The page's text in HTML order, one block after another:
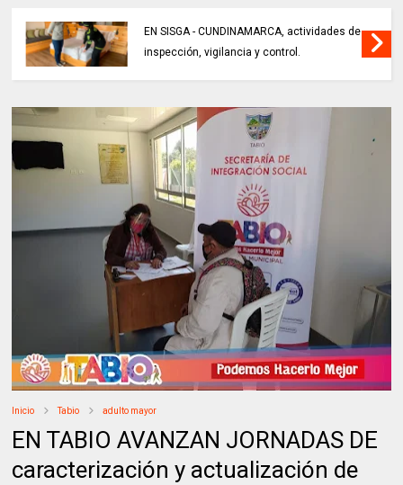
EN SISGA - CUNDINAMARCA, actividades de
inspección, vigilancia y control.
Inicio Tabio adulto mayor
EN TABIO AVANZAN JORNADAS DE
caracterización y actualización de